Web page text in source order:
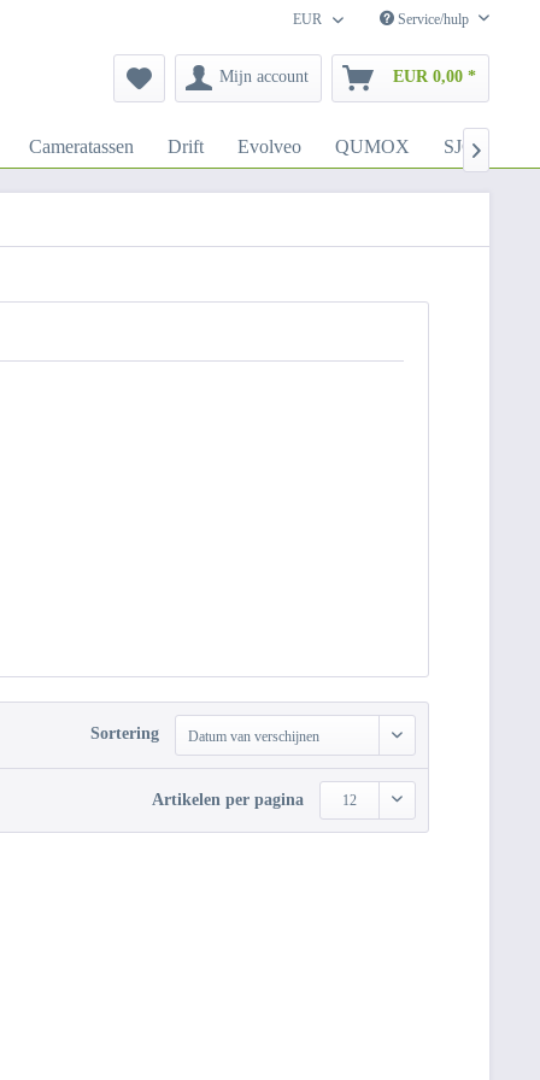
EUR Service/hulp
Mijn account EUR 0,00 *
Cameratassen Drift Evolveo QUMOX SJCAM

Sortering Datum van verschijnen
Artikelen per pagina 12